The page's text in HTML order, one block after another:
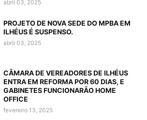
abril 03, 2025
PROJETO DE NOVA SEDE DO MPBA EM
ILHÉUS É SUSPENSO.
abril 03, 2025
CÂMARA DE VEREADORES DE ILHÉUS
ENTRA EM REFORMA POR 60 DIAS, E
GABINETES FUNCIONARÃO HOME
OFFICE
fevereiro 13, 2025